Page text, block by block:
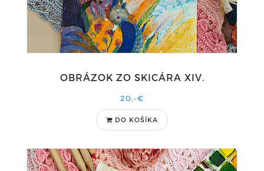
OBRÁZOK ZO SKICÁRA XIV.
20,-€
DO KOŠÍKA